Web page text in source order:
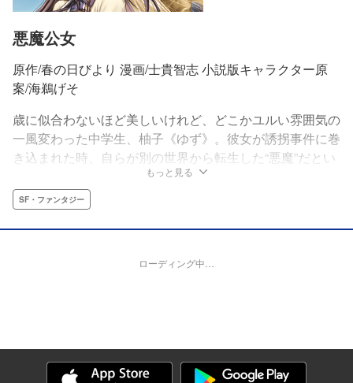
悪魔公女
原作/春の日びより 漫画/士貴智志 小説版キャラクター原
案/海鵜げそ
歳に似合わないほど美しいけれど、どこかユルい雰囲気の
一風変わった中学生、柚子《ゆず》。彼女が誘拐事件に巻
き込まれた時、自らが別の世界から転生した“悪魔”だとい
うことを思い出す。ああ……聞こえるわ。闇に怯える人間
たちの愛おしい悲鳴が。さあ、愛しき人間たちよ。その絶
望を“悪魔《わたし》”に捧げよ。異世界から転生した強大
な力を持つ「悪魔公女」が現代日本に降臨した
もっと見る
SF・ファンタジー
ローディング中…